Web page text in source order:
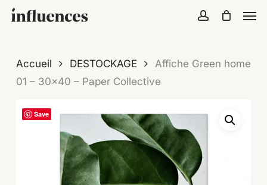
Skip
Accueil DESTOCKAGE
Affiche Green home
01 – 30×40 – Paper Collective
Save